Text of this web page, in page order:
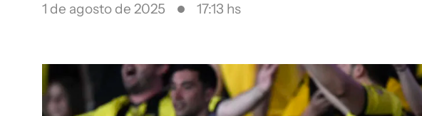
1 de agosto de 2025 17:13 hs